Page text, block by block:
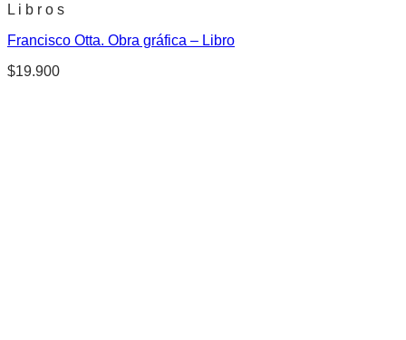
L i b r o s
Francisco Otta. Obra gráfica – Libro
$19.900